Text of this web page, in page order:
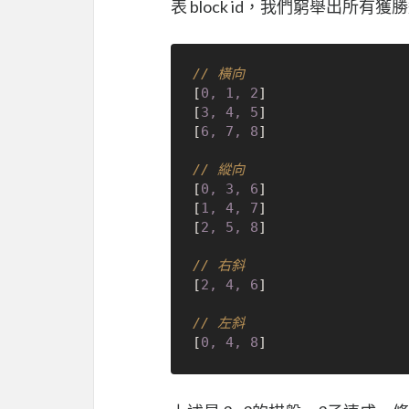
表 block id，我們窮舉出所有獲
// 橫向
[0, 1, 2]
[3, 4, 5]
[6, 7, 8]
// 縱向
[0, 3, 6]
[ 1, 4, 7]
[2, 5, 8]
// 右斜
[2, 4, 6]
// 左斜
[0, 4, 8